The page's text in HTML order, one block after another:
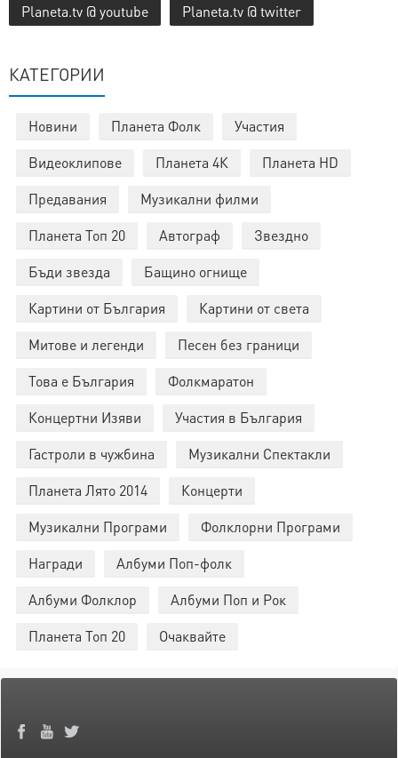
Planeta.tv @ youtube Planeta.tv @ twitter
КАТЕГОРИИ
Новини Планета Фолк
Участия
Видеоклипове
Планета 4К
Планета HD
Предавания
Музикални филми
Планета Топ 20
Автограф
Звездно
Бъди звезда
Бащино огнище
Картини от България
Картини от света
Митове и легенди
Песен без граници
Това е България
Фолкмаратон
Концертни Изяви
Участия в България
Гастроли в чужбина
Музикални Спектакли
Планета Лято 2014
Концерти
Музикални Програми
Фолклорни Програми
Награди
Албуми Поп-фолк
Албуми Фолклор
Албуми Поп и Рок
Планета Топ 20
Очаквайте